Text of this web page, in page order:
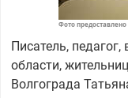
Фото
Писатель, педагог,
области,
Волгограда